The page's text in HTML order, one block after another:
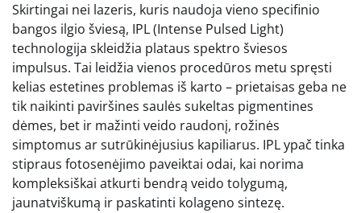
Skirtingai nei lazeris, kuris naudoja vieno specifinio
bangos ilgio šviesą, IPL (Intense Pulsed Light)
technologija skleidžia plataus spektro šviesos
impulsus. Tai leidžia vienos procedūros metu spręsti
kelias estetines problemas iš karto – prietaisas geba ne
tik naikinti paviršines saulės sukeltas pigmentines
dėmes, bet ir mažinti veido raudonį, rožinės
simptomus ar sutrūkinėjusius kapiliarus. IPL ypač tinka
stipraus fotosenėjimo paveiktai odai, kai norima
kompleksiškai atkurti bendrą veido tolygumą,
jaunatviškumą ir paskatinti kolageno sintezę.